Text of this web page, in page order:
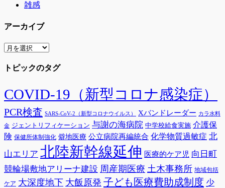
雑感
アーカイブ
ア
カ
ブ
トピックのタグ
COVID-19（新型コロナ感染症）
PCR検査 SARS-CoV-2（新型コロナウイルス） Xバンドレーダー カラ水料
金 ジェントリフィケーション 与謝の海病院 中学校給食実施 介護保
険 保健所体制強化 僻地医療 公立病院再編統合 化学物質過敏症 北
山エリア 北陸新幹線延伸 医療的ケア児 向日町
競輪場敷地アリーナ建設 周産期医療 土木事務所 地域包括
ケア 大深度地下 大飯原発 子ども医療費助成制度 少